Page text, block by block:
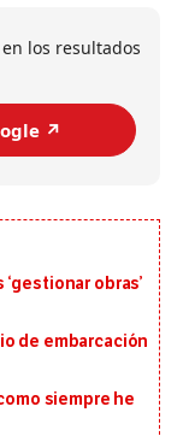
los resultados
↗️
obras’
de embarcación
siempre he